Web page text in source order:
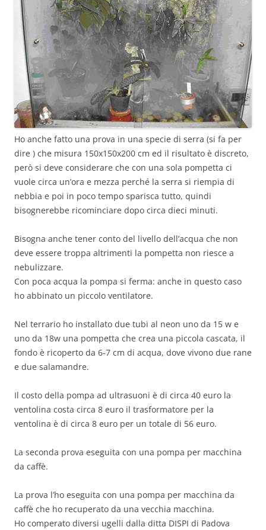
Ho anche fatto una prova in una specie di serra (si fa per
dire ) che misura 150x150x200 cm ed il risultato è discreto,
però si deve considerare che con una sola pompetta ci
vuole circa un’ora e mezza perché la serra si riempia di
nebbia e poi in poco tempo sparisca tutto, quindi
bisognerebbe ricominciare dopo circa dieci minuti.
Bisogna anche tener conto del livello dell’acqua che non
deve essere troppa altrimenti la pompetta non riesce a
nebulizzare.
Con poca acqua la pompa si ferma: anche in questo caso
ho abbinato un piccolo ventilatore.
Nel terrario ho installato due tubi al neon uno da 15 w e
uno da 18w una pompetta che crea una piccola cascata, il
fondo è ricoperto da 6-7 cm di acqua, dove vivono due rane
e due salamandre.
Il costo della pompa ad ultrasuoni è di circa 40 euro la
ventolina costa circa 8 euro il trasformatore per la
ventolina è di circa 8 euro per un totale di 56 euro.
La seconda prova eseguita con una pompa per macchina
da caffè.
La prova l’ho eseguita con una pompa per macchina da
caffè che ho recuperato da una vecchia macchina.
Ho comperato diversi ugelli dalla ditta DISPI di Padova